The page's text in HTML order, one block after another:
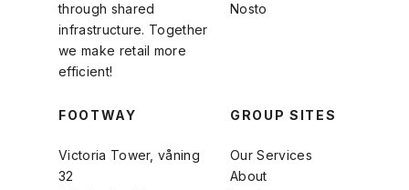
through shared
infrastructure. Together
we make retail more
efficient!
Nosto
FOOTWAY
Victoria Tower, våning
32
GROUP SITES
Our Services
About